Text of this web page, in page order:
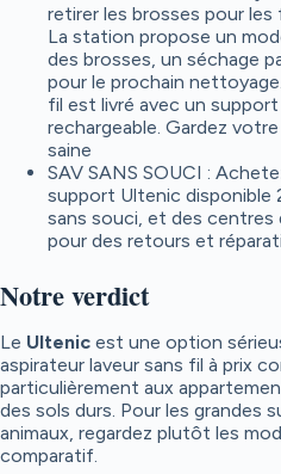
retirer les brosses pour les
La station propose un
des brosses, un séchage
pour le prochain
fil est livré avec un
rechargeable. Gardez
saine
SAV SANS SOUCI :
support Ultenic disponible
sans souci, et des centres
pour des retours et
Notre verdict
Le Ultenic est une option
aspirateur laveur sans fil à prix
particulièrement aux
des sols durs. Pour les grandes
animaux, regardez plutôt les
comparatif.